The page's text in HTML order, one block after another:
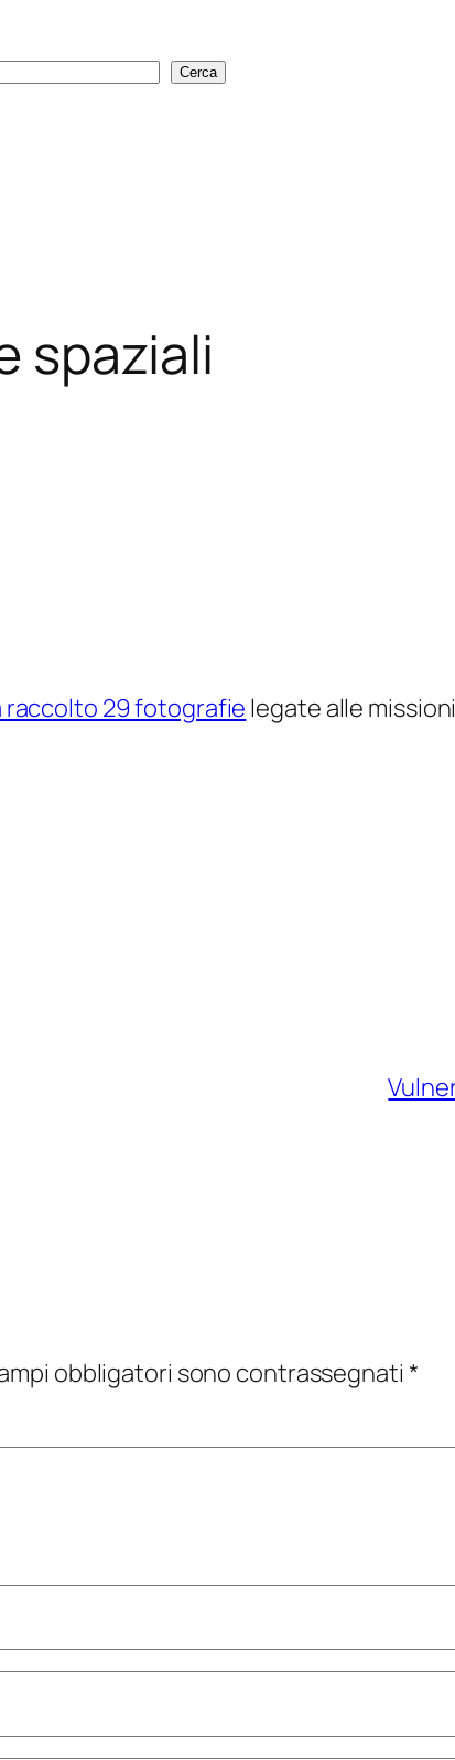
Cerca
spaziali
raccolto 29 fotografielegate alle
obbligatori sono contrassegnati *